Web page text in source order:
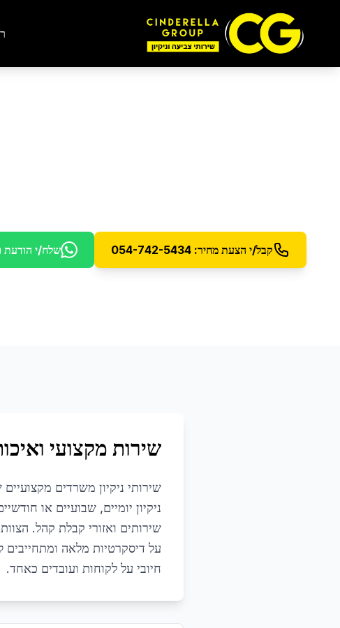
קבל/י הצעת מחיר: 054-742-5434 שלח/י הודעת
שירות מקצועי
שירותי ניקיון משרדים
ניקיון יומיים, שבועיים או
שירותים ואזורי קבלת קהל.
על דיסקרטיות מלאה ומתחייבים
חיובי על לקוחות ועובדים כאחד.